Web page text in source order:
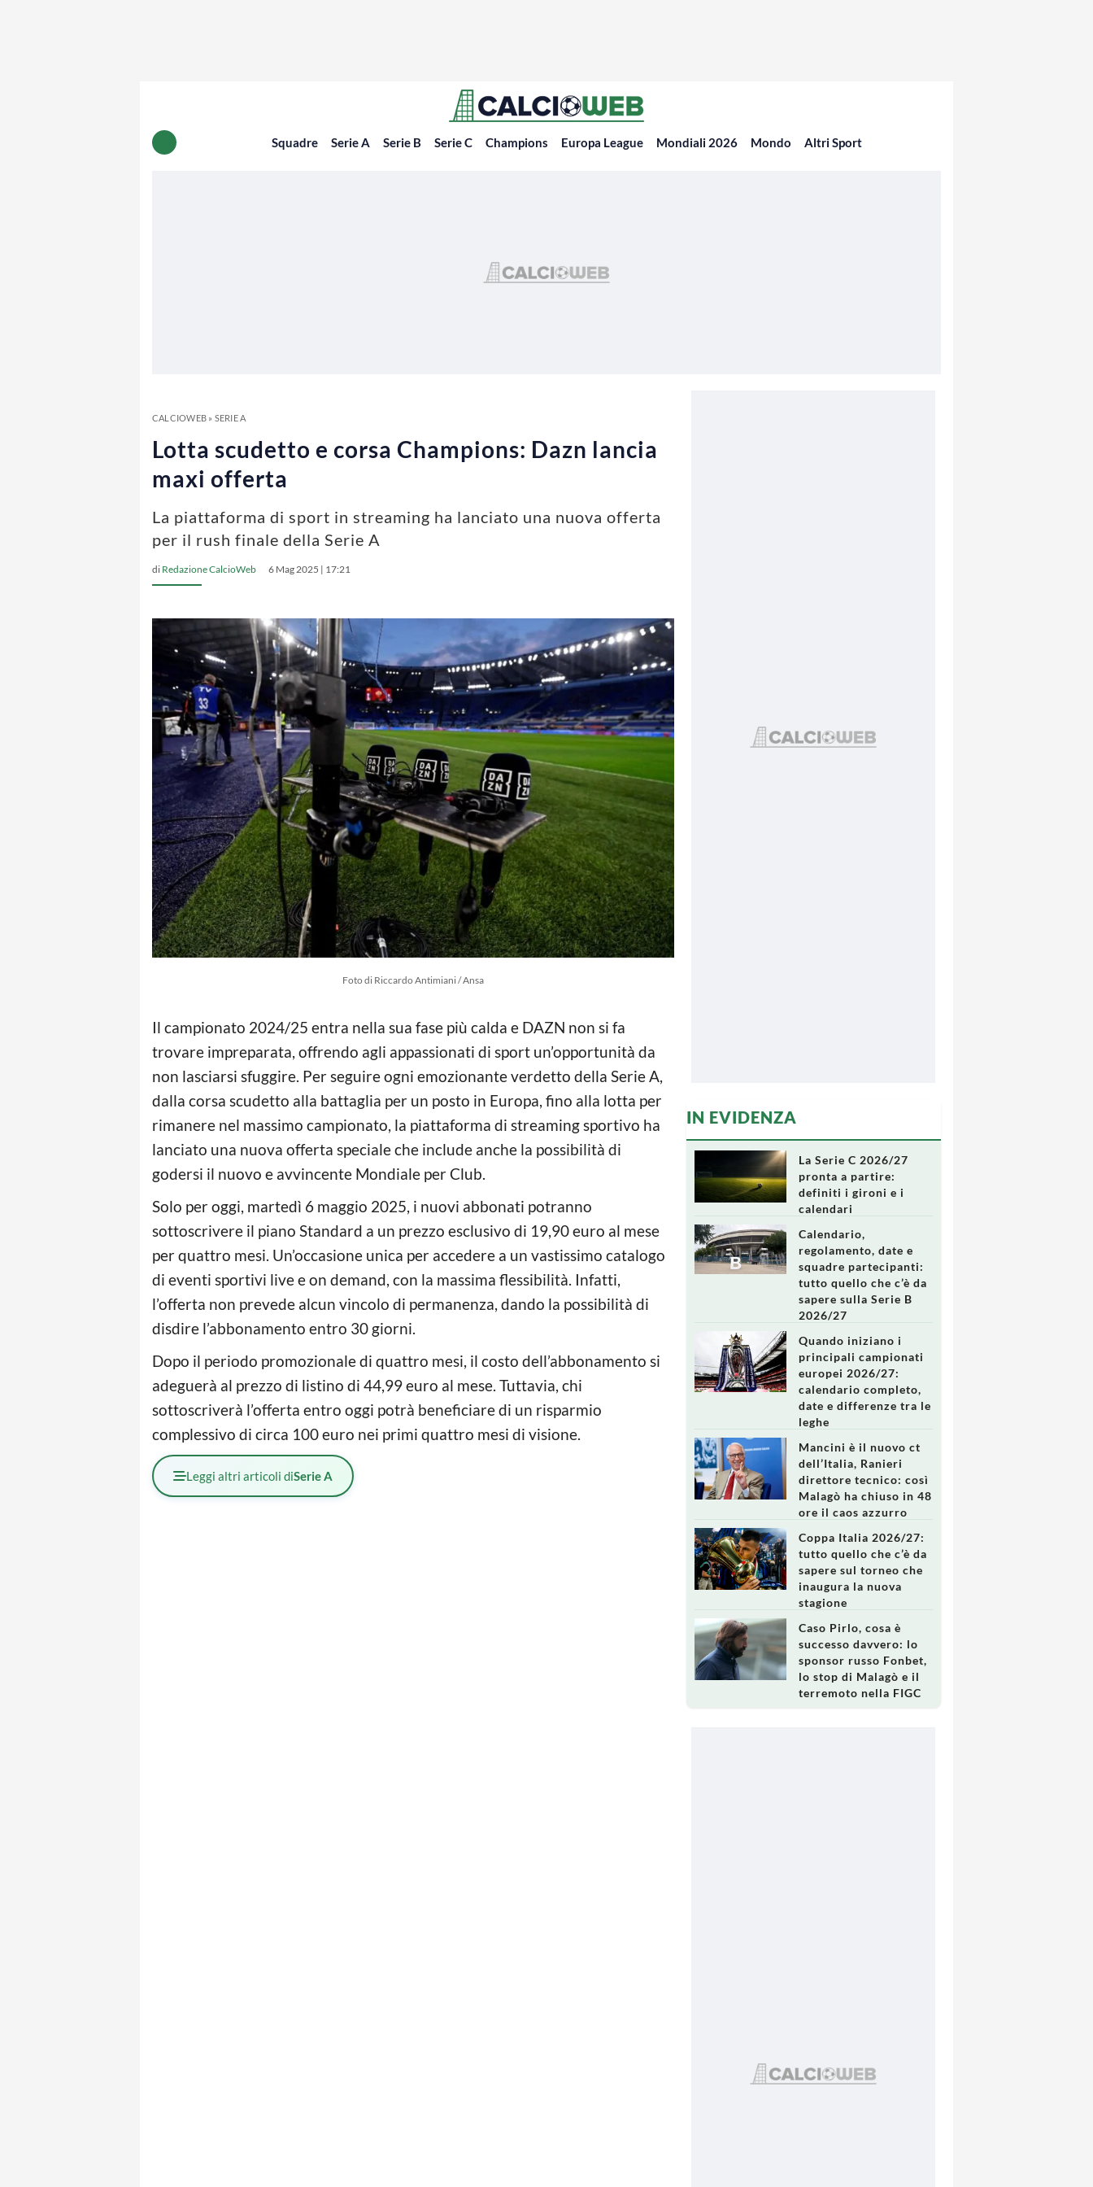
Squadre Serie A Serie B Serie C Champions Europa League Mondiali 2026 Mondo Altri Sport
CALCIOWEB» SERIE A
Lotta scudetto e corsa Champions: Dazn lancia
maxi offerta
La piattaforma di sport in streaming ha lanciato una nuova offerta
per il rush finale della Serie A
di Redazione CalcioWeb 6 Mag 2025 | 17:21
Foto di Riccardo Antimiani / Ansa
Il campionato 2024/25 entra nella sua fase più calda e DAZN non si fa
trovare impreparata, offrendo agli appassionati di sport un’opportunità da
non lasciarsi sfuggire. Per seguire ogni emozionante verdetto della Serie A,
dalla corsa scudetto alla battaglia per un posto in Europa, fino alla lotta per
rimanere nel massimo campionato, la piattaforma di streaming sportivo ha
lanciato una nuova offerta speciale che include anche la possibilità di
godersi il nuovo e avvincente Mondiale per Club.
Solo per oggi, martedì 6 maggio 2025, i nuovi abbonati potranno
sottoscrivere il piano Standard a un prezzo esclusivo di 19,90 euro al mese
per quattro mesi. Un’occasione unica per accedere a un vastissimo catalogo
di eventi sportivi live e on demand, con la massima flessibilità. Infatti,
l’offerta non prevede alcun vincolo di permanenza, dando la possibilità di
disdire l’abbonamento entro 30 giorni.
Dopo il periodo promozionale di quattro mesi, il costo dell’abbonamento si
adeguerà al prezzo di listino di 44,99 euro al mese. Tuttavia, chi
sottoscriverà l’offerta entro oggi potrà beneficiare di un risparmio
complessivo di circa 100 euro nei primi quattro mesi di visione.
Leggi altri articoli diSerie A
IN EVIDENZA
La Serie C 2026/27
pronta a partire:
definiti i gironi e i
calendari
Calendario,
regolamento, date e
squadre partecipanti:
tutto quello che c’è da
sapere sulla Serie B
2026/27
Quando iniziano i
principali campionati
europei 2026/27:
calendario completo,
date e differenze tra le
leghe
Mancini è il nuovo ct
dell’Italia, Ranieri
direttore tecnico: così
Malagò ha chiuso in 48
ore il caos azzurro
Coppa Italia 2026/27:
tutto quello che c’è da
sapere sul torneo che
inaugura la nuova
stagione
Caso Pirlo, cosa è
successo davvero: lo
sponsor russo Fonbet,
lo stop di Malagò e il
terremoto nella FIGC